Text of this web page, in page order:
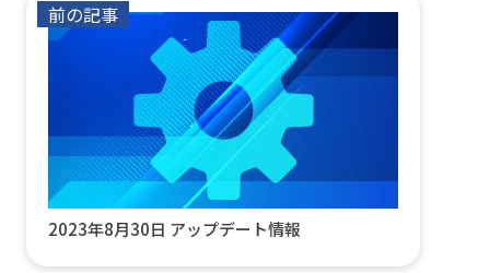
2023年8月30日 アップデート情報
前の記事